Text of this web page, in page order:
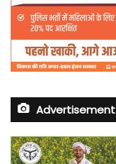
Advertisement